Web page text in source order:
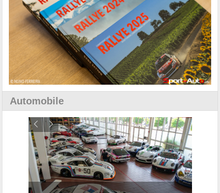
Automobile